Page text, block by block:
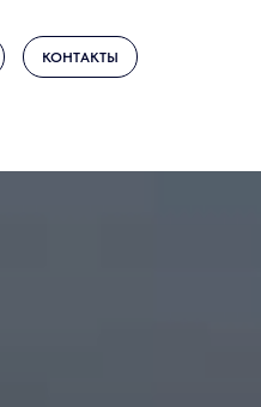
КОНТАКТЫ